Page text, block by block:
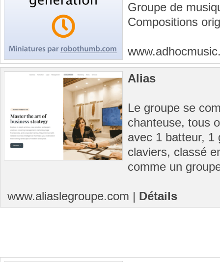
Groupe de
Compositions
Alias
Le groupe se
chanteuse, tous
avec 1 batteur, 1
claviers, classé
comme un
www.aliaslegroupe.com | Détails